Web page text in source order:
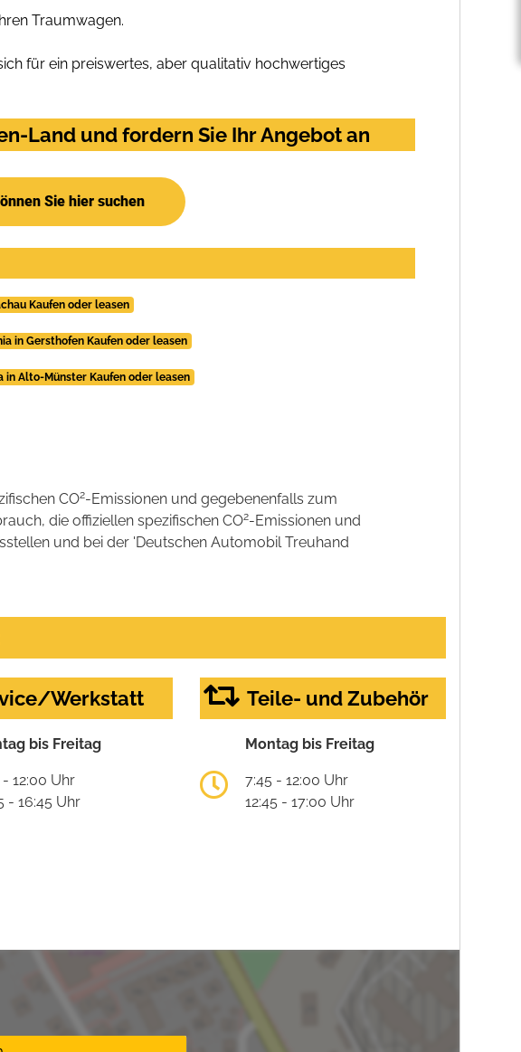
Traumwagen.
für ein preiswertes, aber qualitativ hochwertiges
Land und fordern Sie Ihr Angebot an
Sie hier suchen
Kaufen oder leasen
in Gersthofen Kaufen oder leasen
in Alto-Münster Kaufen oder leasen
CO2-Emissionen und gegebenenfalls zum
die offiziellen spezifischen CO2-Emissionen und
und bei der 'Deutschen Automobil Treuhand
Werkstatt
bis Freitag
- 12:00 Uhr
- 16:45 Uhr
Teile- und Zubehör
Montag bis Freitag
7:45 - 12:00 Uhr
12:45 - 17:00 Uhr